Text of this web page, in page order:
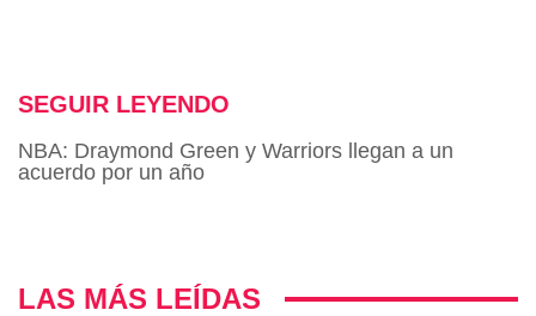
SEGUIR LEYENDO
NBA: Draymond Green y Warriors llegan a un
acuerdo por un año
LAS MÁS LEÍDAS